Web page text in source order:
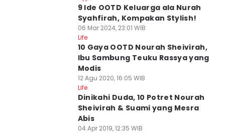
9 Ide OOTD Keluarga ala Nurah
Syahfirah, Kompakan Stylish!
06 Mar 2024, 23:01 WIB
Life
10 Gaya OOTD Nourah Sheivirah,
Ibu Sambung Teuku Rassya yang
Modis
12 Agu 2020, 16:05 WIB
Life
Dinikahi Duda, 10 Potret Nourah
Sheivirah & Suami yang Mesra
Abis
04 Apr 2019, 12:35 WIB